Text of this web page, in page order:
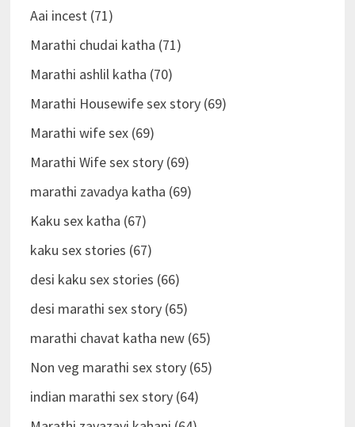
Aai incest (71)
Marathi chudai katha (71)
Marathi ashlil katha (70)
Marathi Housewife sex story (69)
Marathi wife sex (69)
Marathi Wife sex story (69)
marathi zavadya katha (69)
Kaku sex katha (67)
kaku sex stories (67)
desi kaku sex stories (66)
desi marathi sex story (65)
marathi chavat katha new (65)
Non veg marathi sex story (65)
indian marathi sex story (64)